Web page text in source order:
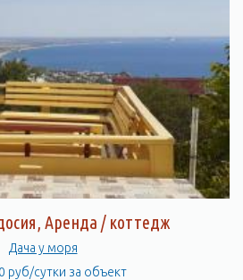
Аренда / коттедж
Дача у моря
руб/сутки за объект